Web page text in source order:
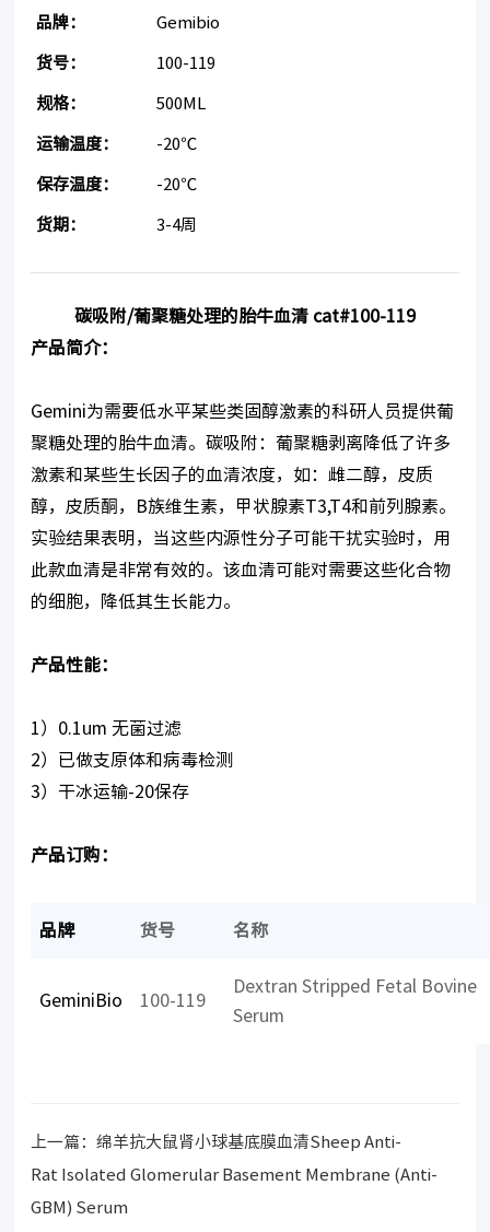
品牌： Gemibio
货号： 100-119
规格： 500ML
运输温度： -20℃
保存温度： -20℃
货期： 3-4周
碳吸附/葡聚糖处理的胎牛血清cat#100-119
产品简介：
Gemini为需要低水平某些类固醇激素的科研人员提供葡
聚糖处理的胎牛血清。碳吸附：葡聚糖剥离降低了许多
激素和某些生长因子的血清浓度，如：雌二醇，皮质
醇，皮质酮，B族维生素，甲状腺素T3,T4和前列腺素。
实验结果表明，当这些内源性分子可能干扰实验时，用
此款血清是非常有效的。该血清可能对需要这些化合物
的细胞，降低其生长能力。
产品性能：
1）0.1um 无菌过滤
2）已做支原体和病毒检测
3）干冰运输-20保存
产品订购：
品牌 货号 名称
GeminiBio 100-119
Dextran Stripped Fetal Bovine
Serum
上一篇：绵羊抗大鼠肾小球基底膜血清Sheep Anti-
Rat Isolated Glomerular Basement Membrane (Anti-
GBM) Serum